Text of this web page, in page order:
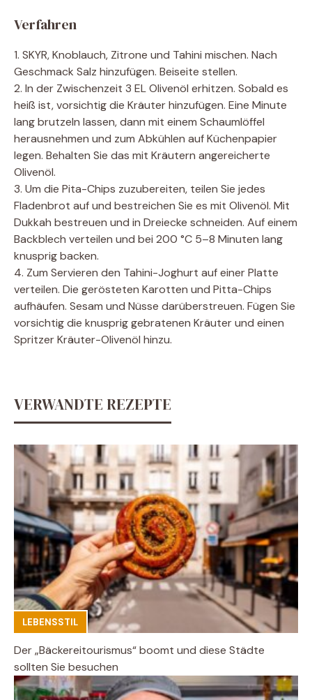
Verfahren
1. SKYR, Knoblauch, Zitrone und Tahini mischen. Nach
Geschmack Salz hinzufügen. Beiseite stellen.
2. In der Zwischenzeit 3 ​​EL Olivenöl erhitzen. Sobald es
heiß ist, vorsichtig die Kräuter hinzufügen. Eine Minute
lang brutzeln lassen, dann mit einem Schaumlöffel
herausnehmen und zum Abkühlen auf Küchenpapier
legen. Behalten Sie das mit Kräutern angereicherte
Olivenöl.
3. Um die Pita-Chips zuzubereiten, teilen Sie jedes
Fladenbrot auf und bestreichen Sie es mit Olivenöl. Mit
Dukkah bestreuen und in Dreiecke schneiden. Auf einem
Backblech verteilen und bei 200 °C 5–8 Minuten lang
knusprig backen.
4. Zum Servieren den Tahini-Joghurt auf einer Platte
verteilen. Die gerösteten Karotten und Pitta-Chips
aufhäufen. Sesam und Nüsse darüberstreuen. Fügen Sie
vorsichtig die knusprig gebratenen Kräuter und einen
Spritzer Kräuter-Olivenöl hinzu.
VERWANDTE REZEPTE
LEBENSSTIL
Der „Bäckereitourismus“ boomt und diese Städte
sollten Sie besuchen